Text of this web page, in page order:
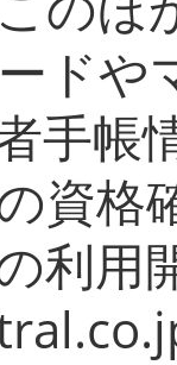
ドや
手帳
資格
利用